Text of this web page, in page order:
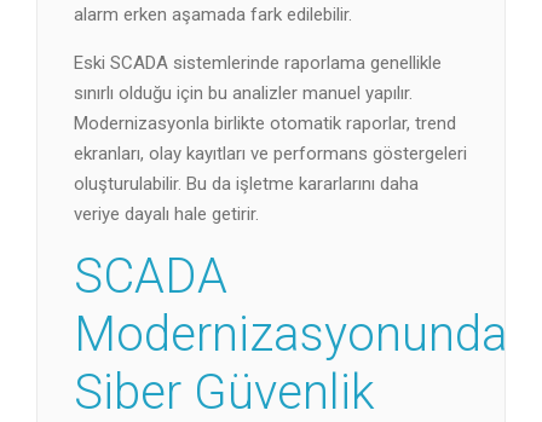
alarm erken aşamada fark edilebilir.
Eski SCADA sistemlerinde raporlama genellikle
sınırlı olduğu için bu analizler manuel yapılır.
Modernizasyonla birlikte otomatik raporlar, trend
ekranları, olay kayıtları ve performans göstergeleri
oluşturulabilir. Bu da işletme kararlarını daha
veriye dayalı hale getirir.
SCADA
Modernizasyonunda
Siber Güvenlik